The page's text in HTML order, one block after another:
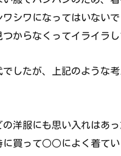
シワになってはいないで
からなくってイライラ
でしたが、上記のような
洋服にも思い入れはあっ
買って○○によく着てい